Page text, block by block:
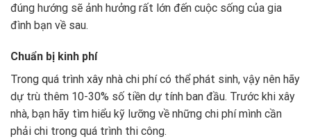
đúng hướng sẽ ảnh hưởng rất lớn đến cuộc sống của gia
đình bạn về sau.
Chuẩn bị kinh phí
Trong quá trình xây nhà chi phí có thể phát sinh, vậy nên hãy
dự trù thêm 10-30% số tiền dự tính ban đầu. Trước khi xây
nhà, bạn hãy tìm hiểu kỹ lưỡng về những chi phí mình cần
phải chi trong quá trình thi công.